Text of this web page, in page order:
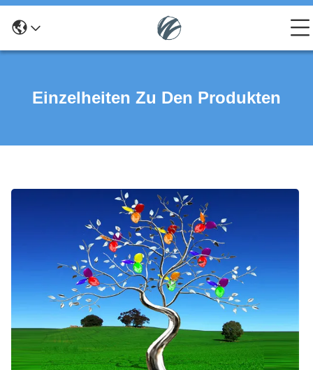
Einzelheiten Zu Den Produkten